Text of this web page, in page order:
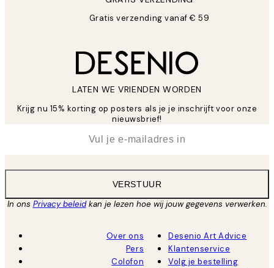
Gratis verzending vanaf € 59
LATEN WE VRIENDEN WORDEN
Krijg nu 15% korting op posters als je je inschrijft voor onze
nieuwsbrief!
VERSTUUR
In ons Privacy beleidkan je lezen hoe wij jouw gegevens verwerken.
Over ons
Pers
Colofon
Desenio Art Advice
Klantenservice
Volg je bestelling